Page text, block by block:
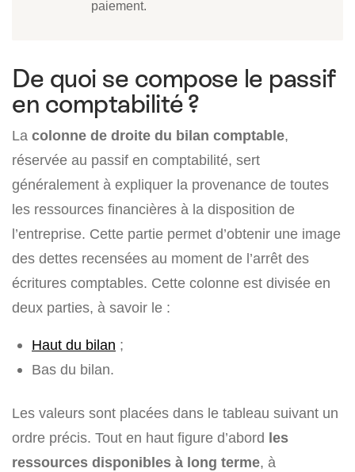
paiement.
De quoi se compose le passif
en comptabilité ?
La colonne de droite du bilan comptable,
réservée au passif en comptabilité, sert
généralement à expliquer la provenance de toutes
les ressources financières à la disposition de
l’entreprise. Cette partie permet d’obtenir une image
des dettes recensées au moment de l’arrêt des
écritures comptables. Cette colonne est divisée en
deux parties, à savoir le :
Haut du bilan ;
Bas du bilan.
Les valeurs sont placées dans le tableau suivant un
ordre précis. Tout en haut figure d’abord les
ressources disponibles à long terme, à